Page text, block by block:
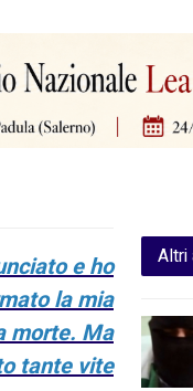
Altri
e ho
la mia
morte. Ma
tante vite